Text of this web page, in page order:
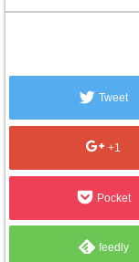
Tweet
+1
Pocket
feedly